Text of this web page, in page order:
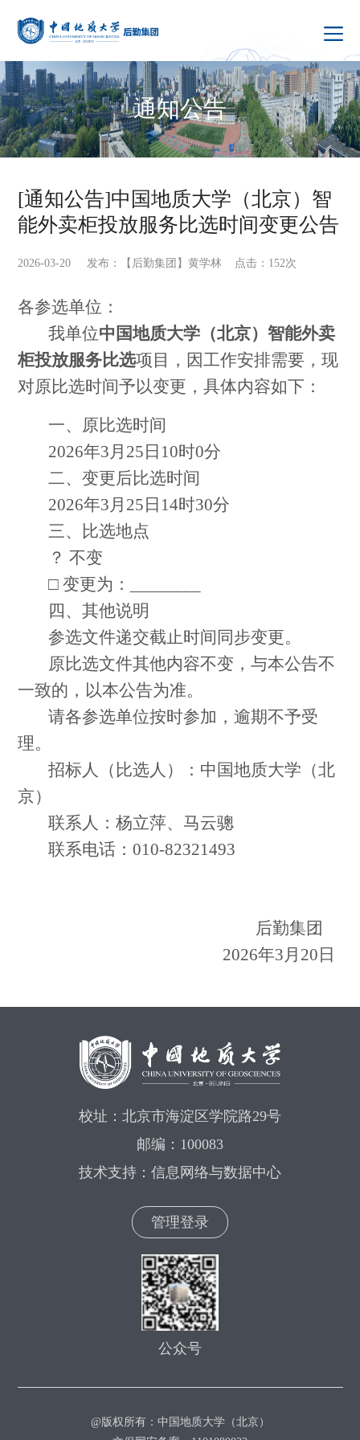
通知公告
[通知公告]中国地质大学（北京）智
能外卖柜投放服务比选时间变更公告
2026-03-20 发布：【后勤集团】黄学林 点击： 152次
各参选单位：
我单位中国地质大学（北京）智能外卖
柜投放服务比选项目，因工作安排需要，现
对原比选时间予以变更，具体内容如下：
一、原比选时间
2026年3月25日10时0分
二、变更后比选时间
2026年3月25日14时30分
三、比选地点
？ 不变
□ 变更为：________
四、其他说明
参选文件递交截止时间同步变更。
原比选文件其他内容不变，与本公告不
一致的，以本公告为准。
请各参选单位按时参加，逾期不予受
理。
招标人（比选人）： 中国地质大学（北
京）
联系人：杨立萍、马云骢
联系电话：010-82321493
后勤集团
2026年3月20日
校址：北京市海淀区学院路29号
邮编：100083
技术支持：信息网络与数据中心
管理登录
公众号
@版权所有：中国地质大学（北京）